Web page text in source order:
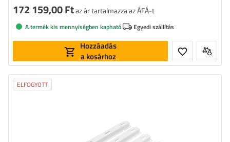
172 159,00 Ftaz ár tartalmazza az ÁFÁ-t
A termék kis mennyiségben kapható Egyedi szállítás
Hozzáadás
a kosárhoz
ELFOGYOTT